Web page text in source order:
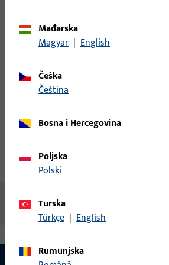
cijeni ili naručili artikle
Opis proizvoda
Preuzimanja
Nema dostupnog sadržaja
Mađarska
Magyar | English
Češka
čeština
Bosna i Hercegovina
Poljska
Polski
Turska
Türkçe | English
Rumunjska